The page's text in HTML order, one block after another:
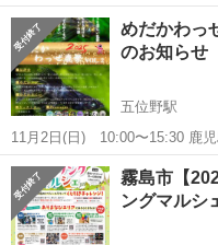
https://eventkagoshima.wixsite.com/
しみ、つながる一日。 ご家族
鹿児島 鹿児島市 いづろ
めだかわっ
のお知ら
五位野駅
11月2日(日) 10:00〜15:30 鹿児
■品評会 今年もめだか品評会を
のめだかが一同に会する年に
鹿児島 鹿児島市 五位野駅
霧島市【
ングマルシ